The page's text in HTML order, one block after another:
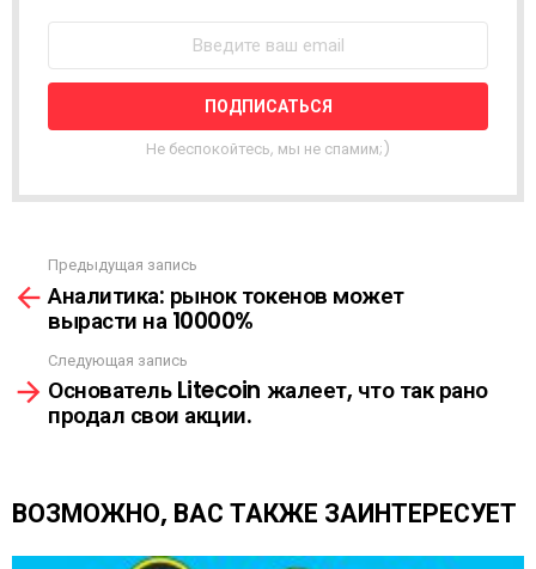
О
Т
Н
А
Ы
Л
К
А
Не беспокойтесь, мы не спамим;)
м
е
щ
Предыдущая запись
Аналитика: рынок токенов может
вырасти на 10000%
Следующая запись
Основатель Litecoin жалеет, что так рано
продал свои акции.
ВОЗМОЖНО, ВАС ТАКЖЕ ЗАИНТЕРЕСУЕТ